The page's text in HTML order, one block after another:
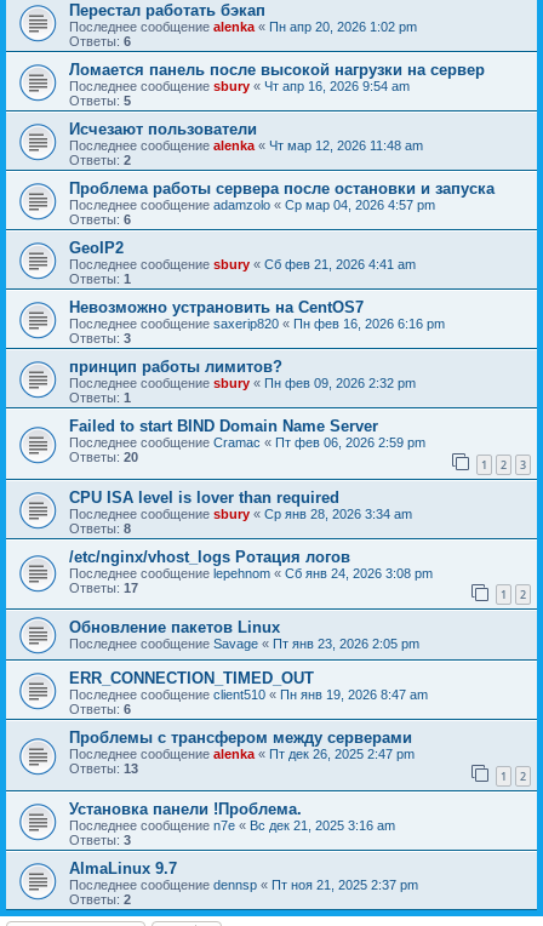
Перестал работать бэкап
Последнее сообщение alenka « Пн апр 20, 2026 1:02 pm
Ответы: 6
Ломается панель после высокой нагрузки на сервер
Последнее сообщение sbury « Чт апр 16, 2026 9:54 am
Ответы: 5
Исчезают пользователи
Последнее сообщение alenka « Чт мар 12, 2026 11:48 am
Ответы: 2
Проблема работы сервера после остановки и запуска
Последнее сообщение adamzolo « Ср мар 04, 2026 4:57 pm
Ответы: 6
GeoIP2
Последнее сообщение sbury « Сб фев 21, 2026 4:41 am
Ответы: 1
Невозможно устрановить на CentOS7
Последнее сообщение saxerip820 « Пн фев 16, 2026 6:16 pm
Ответы: 3
принцип работы лимитов?
Последнее сообщение sbury « Пн фев 09, 2026 2:32 pm
Ответы: 1
Failed to start BIND Domain Name Server
Последнее сообщение Cramac « Пт фев 06, 2026 2:59 pm
Ответы: 20 1 2 3
CPU ISA level is lover than required
Последнее сообщение sbury « Ср янв 28, 2026 3:34 am
Ответы: 8
/etc/nginx/vhost_logs Ротация логов
Последнее сообщение lepehnom « Сб янв 24, 2026 3:08 pm
Ответы: 17 1 2
Обновление пакетов Linux
Последнее сообщение Savage « Пт янв 23, 2026 2:05 pm
ERR_CONNECTION_TIMED_OUT
Последнее сообщение client510 « Пн янв 19, 2026 8:47 am
Ответы: 6
Проблемы с трансфером между серверами
Последнее сообщение alenka« Пт дек 26, 2025 2:47 pm
Ответы: 13 1 2
Установка панели !Проблема.
Последнее сообщение n7e « Вс дек 21, 2025 3:16 am
Ответы: 3
AlmaLinux 9.7
Последнее сообщение dennsp « Пт ноя 21, 2025 2:37 pm
Ответы: 2